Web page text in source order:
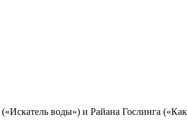
воды») и Райана Гослинга